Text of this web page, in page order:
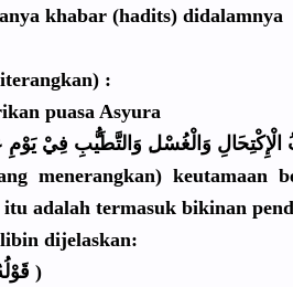
khabar (hadits) didalamnya
an) :
kan puasa Asyura
ُ الْإِكْتِحَالِ وَالْغُسْل ِ وَالتَّطَيُّبِ فِيْ يَوْمِ
menerangkan) keutamaan
adalah termasuk bikinan
dijelaskan:
( َالِ إِلَخْ )